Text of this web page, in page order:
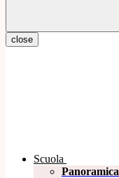
close
Scuola
Panoramica